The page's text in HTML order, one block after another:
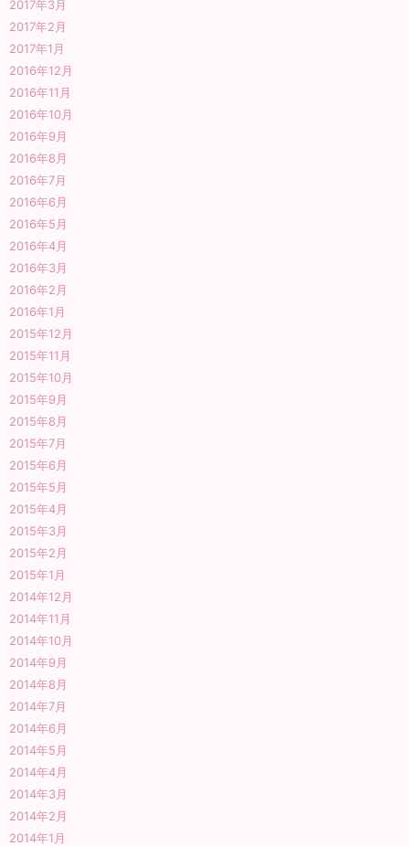
2017年3月
2017年2月
2017年1月
2016年12月
2016年11月
2016年10月
2016年9月
2016年8月
2016年7月
2016年6月
2016年5月
2016年4月
2016年3月
2016年2月
2016年1月
2015年12月
2015年11月
2015年10月
2015年9月
2015年8月
2015年7月
2015年6月
2015年5月
2015年4月
2015年3月
2015年2月
2015年1月
2014年12月
2014年11月
2014年10月
2014年9月
2014年8月
2014年7月
2014年6月
2014年5月
2014年4月
2014年3月
2014年2月
2014年1月